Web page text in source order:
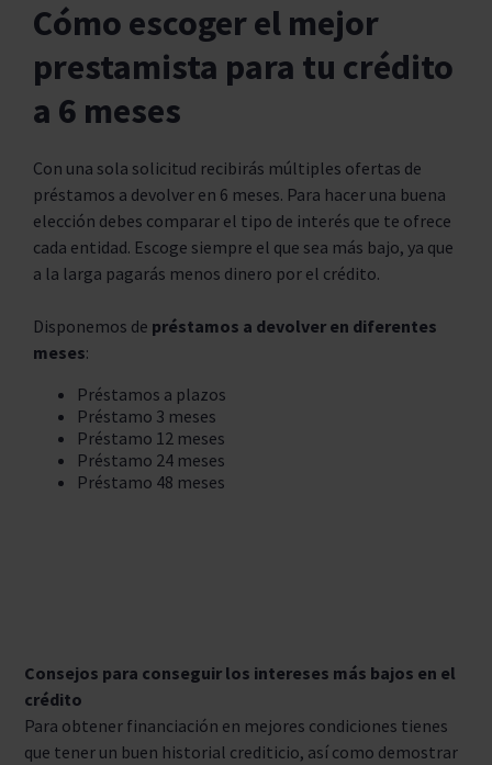
Cómo escoger el mejor
prestamista para tu crédito
a 6 meses
Con una sola solicitud recibirás múltiples ofertas de
préstamos a devolver en 6 meses. Para hacer una buena
elección debes comparar el tipo de interés que te ofrece
cada entidad. Escoge siempre el que sea más bajo, ya que
a la larga pagarás menos dinero por el crédito.
Disponemos de préstamos a devolver en diferentes
meses:
Préstamos a plazos
Préstamo 3 meses
Préstamo 12 meses
Préstamo 24 meses
Préstamo 48 meses
Consejos para conseguir los intereses más bajos en el
crédito
Para obtener financiación en mejores condiciones tienes
que tener un buen historial crediticio, así como demostrar